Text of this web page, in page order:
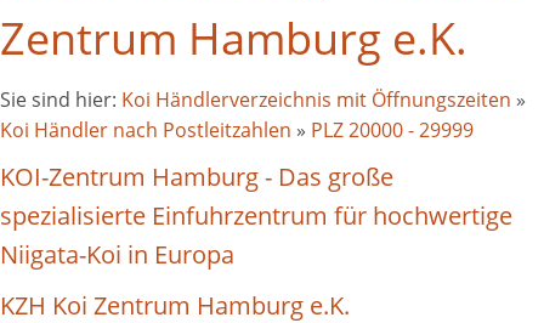
Zentrum Hamburg e.K.
Sie sind hier: Koi Händlerverzeichnis mit Öffnungszeiten »
Koi Händler nach Postleitzahlen » PLZ 20000 - 29999
KOI-Zentrum Hamburg - Das große
spezialisierte Einfuhrzentrum für hochwertige
Niigata-Koi in Europa
KZH Koi Zentrum Hamburg e.K.